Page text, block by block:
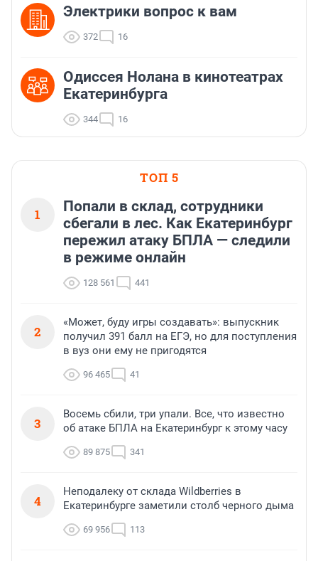
Электрики вопрос к вам
372 16
Одиссея Нолана в кинотеатрах
Екатеринбурга
344 16
ТОП 5
1
Попали в склад, сотрудники
сбегали в лес. Как Екатеринбург
пережил атаку БПЛА — следили
в режиме онлайн
128 561 441
2
«Может, буду игры создавать»: выпускник
получил 391 балл на ЕГЭ, но для поступления
в вуз они ему не пригодятся
96 465 41
3
Восемь сбили, три упали. Все, что известно
об атаке БПЛА на Екатеринбург к этому часу
89 875 341
4
Неподалеку от склада Wildberries в
Екатеринбурге заметили столб черного дыма
69 956 113